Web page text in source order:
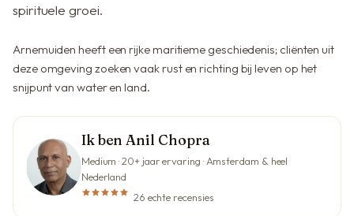
spirituele groei.
Arnemuiden heeft een rijke maritieme geschiedenis; cliënten uit
deze omgeving zoeken vaak rust en richting bij leven op het
snijpunt van water en land.
Ik ben Anil Chopra
Medium · 20+ jaar ervaring · Amsterdam & heel
Nederland
26 echte recensies